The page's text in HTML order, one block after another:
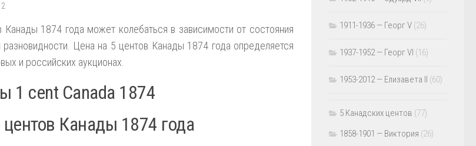
Канады 1874 года может колебаться в зависимости от состояния
Цена на 5 центов Канады 1874 года определяется
и российских аукционах.
1 cent Canada 1874
Канады 1874 года
1911-1936 — Георг V (26)
1937-1952 — Георг VI (16)
1953-2012 — Елизавета II (60)
5 Канадских центов (77)
1858-1901 — Виктория (26)